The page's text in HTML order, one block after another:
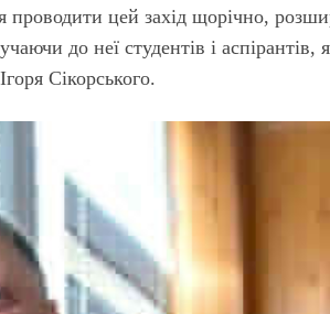
проводити цей захід щорічно,
до неї студентів і аспірантів,
Сікорського.